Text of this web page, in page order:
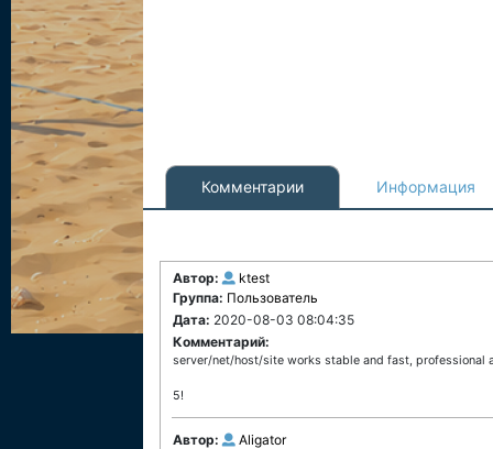
Комментарии Информация
Автор:
ktest
Группа: Пользователь
Дата: 2020-08-03 08:04:35
Комментарий:
server/net/host/site works stable and fast, professional
5!
Автор:
Aligator